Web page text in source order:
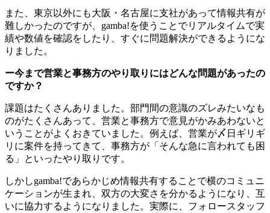
また、東京以外にも大阪・名古屋に支社があって情報共有が
難しかったのですが、gamba!を使うことでリアルタイムで実
績や数値を確認をしたり、すぐに問題解決ができるようにな
りました。
ー今まで営業と事務方のやり取りにはどんな問題があったの
ですか？
課題はたくさんありました。部門間の意識のズレみたいなも
のがたくさんあって、営業と事務方で意見がかみあわないと
いうことがよくおきていました。例えば、営業が〆日ギリギ
リに案件を持ってきて、事務方が「そんな急に言われても困
る」といったやり取りです。
しかしgamba!であらかじめ情報共有することで横のコミュニ
ケーションが生まれ、双方の大変さを分かるようになり、互
いに協力するようになりました。実際に、フォロースタッフ